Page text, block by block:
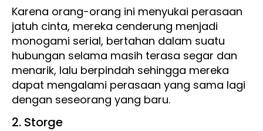
Karena orang-orang ini menyukai perasaan
jatuh cinta, mereka cenderung menjadi
monogami serial, bertahan dalam suatu
hubungan selama masih terasa segar dan
menarik, lalu berpindah sehingga mereka
dapat mengalami perasaan yang sama lagi
dengan seseorang yang baru.
2. Storge